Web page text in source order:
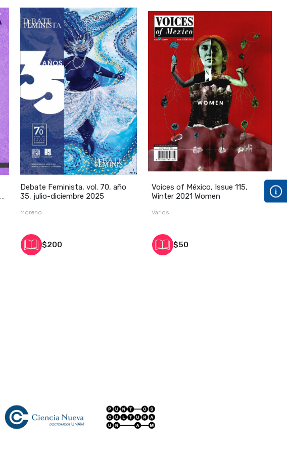
Debate Feminista, vol. 70, año
35, julio-diciembre 2025
Moreno
$200
Voices of México, Issue 115,
Winter 2021 Women
Varios
$50
›